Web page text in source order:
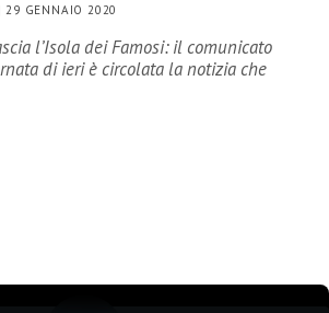
|29 GENNAIO 2020
l’Isola dei Famosi: il comunicato
di ieri è circolata la notizia che